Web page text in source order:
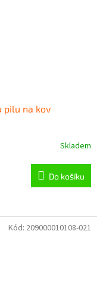
pilu na kov
Skladem
Do košíku
Kód: 209000010108-021